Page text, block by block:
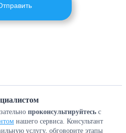
проконсультируйтесь с
нашего сервиса. Консультант
услугу, обговорите этапы